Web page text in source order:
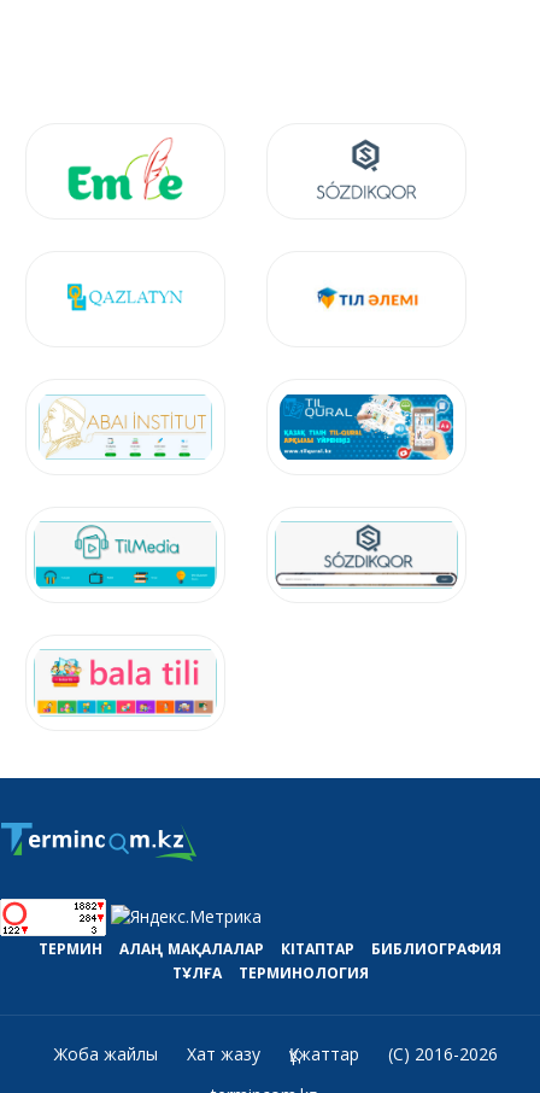
ТЕРМИН АЛАҢ МАҚАЛАЛАР КІТАПТАР
БИБЛИОГРАФИЯ
ТҰЛҒА
ТЕРМИНОЛОГИЯ
Жоба жайлы Хат жазу Құжаттар
(C) 2016-2026